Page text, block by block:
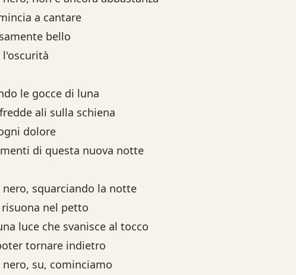
a cantare
bello
le gocce di luna
ali sulla schiena
dolore
di questa nuova notte
nero, squarciando la notte
nel petto
luce che svanisce al tocco
tornare indietro
su, cominciamo